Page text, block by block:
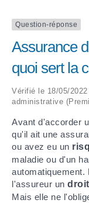
Question-réponse
Assurance
quoi sert la
Vérifié le 18/05/
administrative
Avant d'accorder
qu'il ait une
ou avez eu un
maladie ou d'un
automatiquement.
l'assureur un
Mais elle ne
FICHE
PLAN D'ACTION